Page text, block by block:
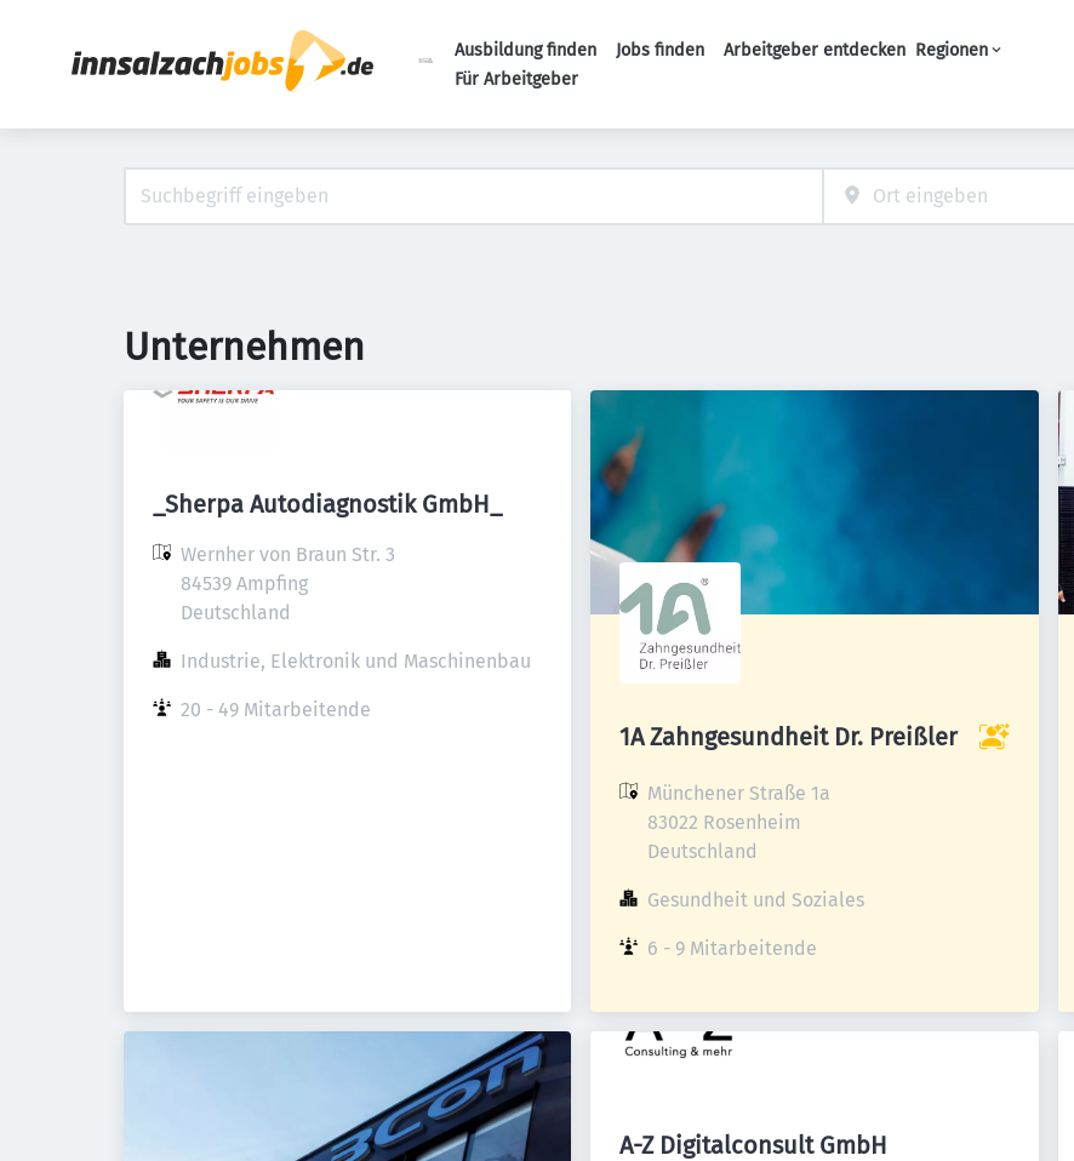
Ausbildung finden Jobs finden Arbeitgeber entdecken Regionen
Für Arbeitgeber
Unternehmen
_Sherpa Autodiagnostik GmbH_
Wernher von Braun Str. 3
84539 Ampfing
Deutschland
Industrie, Elektronik und Maschinenbau
20 - 49 Mitarbeitende
1A Zahngesundheit Dr. Preißler
Münchener Straße 1a
83022 Rosenheim
Deutschland
Gesundheit und Soziales
6 - 9 Mitarbeitende
A-Z Digitalconsult GmbH